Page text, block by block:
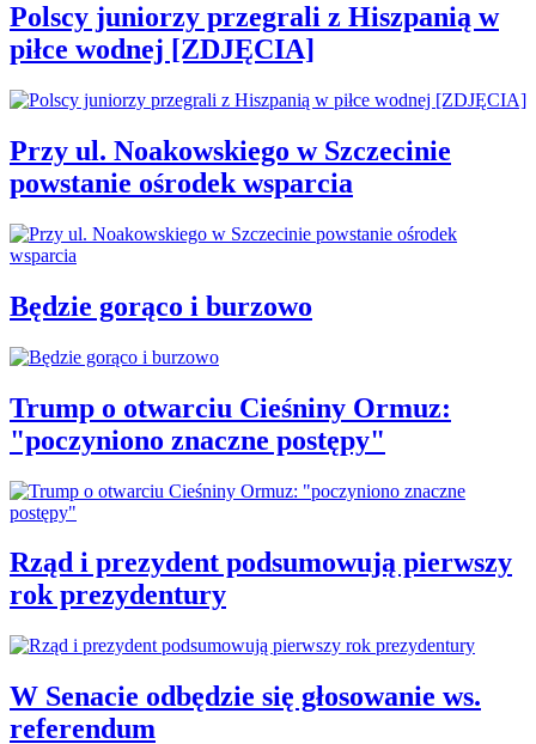
Polscy juniorzy przegrali z Hiszpanią w
piłce wodnej [ZDJĘCIA]
Przy ul. Noakowskiego w Szczecinie
powstanie ośrodek wsparcia
Będzie gorąco i burzowo
Trump o otwarciu Cieśniny Ormuz:
"poczyniono znaczne postępy"
Rząd i prezydent podsumowują pierwszy
rok prezydentury
W Senacie odbędzie się głosowanie ws.
referendum